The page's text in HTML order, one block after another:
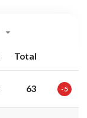
Total
63 -5